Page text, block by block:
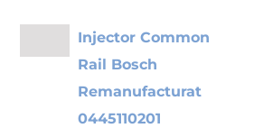
Injector Common
Rail Bosch
Remanufacturat
0445110201